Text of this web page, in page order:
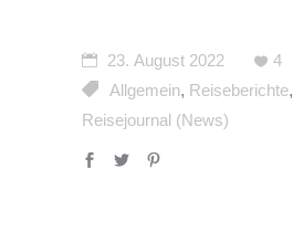
23. August 2022 4
Allgemein, Reiseberichte,
Reisejournal (News)